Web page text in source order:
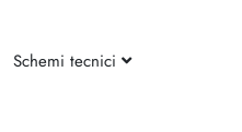
Schemi tecnici